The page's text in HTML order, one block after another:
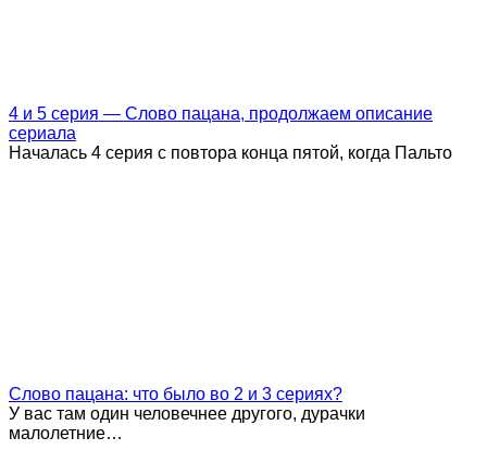
4 и 5 серия — Слово пацана, продолжаем описание
сериала
Началась 4 серия с повтора конца пятой, когда Пальто
Слово пацана: что было во 2 и 3 сериях?
У вас там один человечнее другого, дурачки
малолетние…